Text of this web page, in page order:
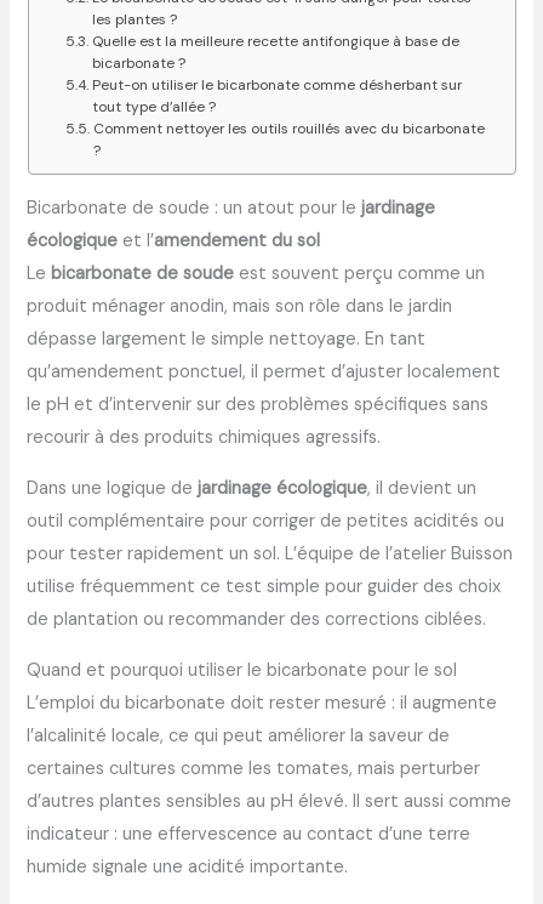
les plantes ?
Quelle est la meilleure recette antifongique à base de
bicarbonate ?
Peut-on utiliser le bicarbonate comme désherbant sur
tout type d’allée ?
Comment nettoyer les outils rouillés avec du bicarbonate
?
Bicarbonate de soude : un atout pour lejardinage
écologique et l’amendement du sol
Lebicarbonate de soude est souvent perçu comme un
produit ménager anodin, mais son rôle dans le jardin
dépasse largement le simple nettoyage. En tant
qu’amendement ponctuel, il permet d’ajuster localement
le pH et d’intervenir sur des problèmes spécifiques sans
recourir à des produits chimiques agressifs.
Dans une logique dejardinage écologique, il devient un
outil complémentaire pour corriger de petites acidités ou
pour tester rapidement un sol. L’équipe de l’atelier Buisson
utilise fréquemment ce test simple pour guider des choix
de plantation ou recommander des corrections ciblées.
Quand et pourquoi utiliser le bicarbonate pour le sol
L’emploi du bicarbonate doit rester mesuré : il augmente
l’alcalinité locale, ce qui peut améliorer la saveur de
certaines cultures comme les tomates, mais perturber
d’autres plantes sensibles au pH élevé. Il sert aussi comme
indicateur : une effervescence au contact d’une terre
humide signale une acidité importante.